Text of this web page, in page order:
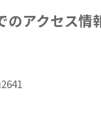
のアクセス情